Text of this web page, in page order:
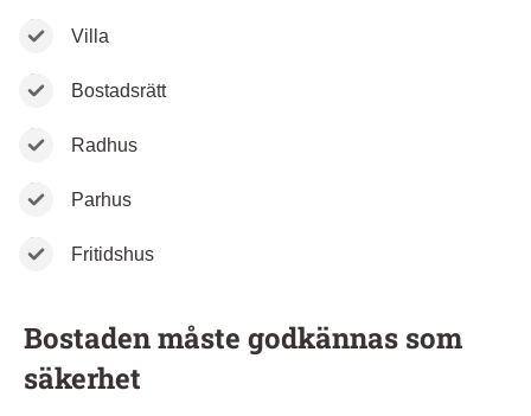
Villa
Bostadsrätt
Radhus
Parhus
Fritidshus
Bostaden måste godkännas som
säkerhet